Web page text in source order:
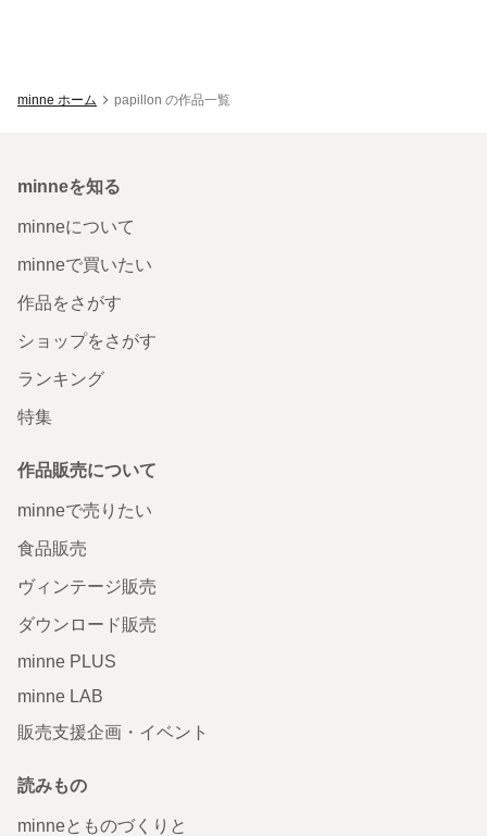
minne ホーム papillon の作品一覧
minneを知る
minneについて
minneで買いたい
作品をさがす
ショップをさがす
ランキング
特集
作品販売について
minneで売りたい
食品販売
ヴィンテージ販売
ダウンロード販売
minne PLUS
minne LAB
販売支援企画・イベント
読みもの
minneとものづくりと